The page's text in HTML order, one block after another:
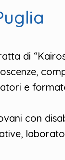
di
e
con